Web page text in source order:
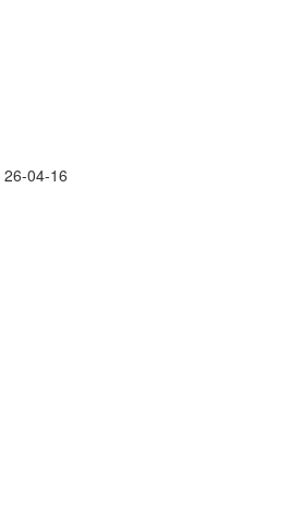
26-04-16